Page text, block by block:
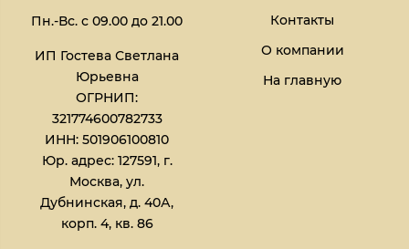
Пн.-Вс. с 09.00 до 21.00
ИП Гостева Светлана
Юрьевна​
ОГРНИП:
321774600782733
ИНН: 501906100810
Юр. адрес: 127591, г.
Москва, ул.
Дубнинская, д. 40А,
корп. 4, кв. 86
Контакты
О компании
На главную